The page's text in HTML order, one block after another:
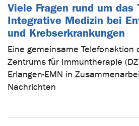
Viele Fragen rund um das
Integrative Medizin bei
und Krebserkrankungen
Eine gemeinsame Telefonaktion
Zentrums für Immuntherapie
Erlangen-EMN in
Nachrichten